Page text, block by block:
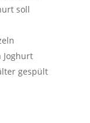
soll
Joghurt
gespült